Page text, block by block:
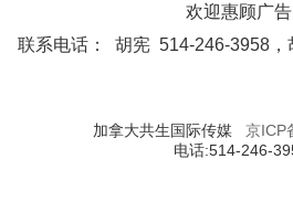
欢迎惠顾广告
联系电话： 胡宪 514-246-3958
加拿大共生国际传媒 京ICP
电话:514-246-